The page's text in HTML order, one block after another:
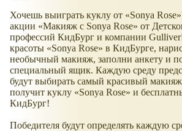
Хочешь выиграть куклу от «Sonya
акции «Макияж с Sonya Rose» от
профессий КидБург и компании
красоты «Sonya Rose» в КидБурге,
необычный макияж, заполни анкету и
специальный ящик. Каждую среду
будут выбирать самый красивый
получит куклу «Sonya Rose» и
КидБург!
Победителя будут определять каждую